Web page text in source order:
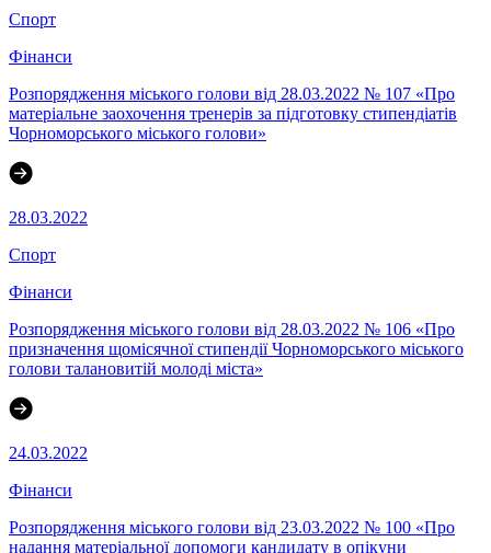
Спорт
Фінанси
Розпорядження міського голови від 28.03.2022 № 107 «Про
матеріальне заохочення тренерів за підготовку стипендіатів
Чорноморського міського голови»
28.03.2022
Спорт
Фінанси
Розпорядження міського голови від 28.03.2022 № 106 «Про
призначення щомісячної стипендії Чорноморського міського
голови талановитій молоді міста»
24.03.2022
Фінанси
Розпорядження міського голови від 23.03.2022 № 100 «Про
надання матеріальної допомоги кандидату в опікуни